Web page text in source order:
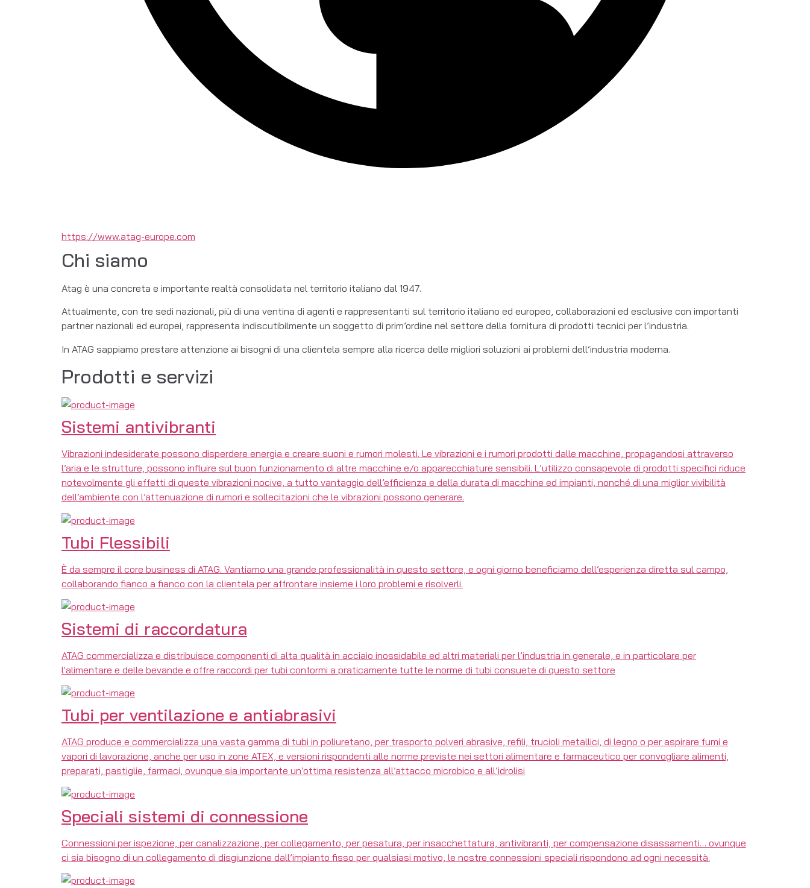
https://www.atag-europe.com
Chi siamo
Atag è una concreta e importante realtà consolidata nel territorio italiano dal 1947.
Attualmente, con tre sedi nazionali, più di una ventina di agenti e rappresentanti sul territorio italiano ed europeo, collaborazioni ed esclusive con importanti
partner nazionali ed europei, rappresenta indiscutibilmente un soggetto di prim’ordine nel settore della fornitura di prodotti tecnici per l’industria.
In ATAG sappiamo prestare attenzione ai bisogni di una clientela sempre alla ricerca delle migliori soluzioni ai problemi dell’industria moderna.
Prodotti e servizi
Sistemi antivibranti
Vibrazioni indesiderate possono disperdere energia e creare suoni e rumori molesti. Le vibrazioni e i rumori prodotti dalle macchine, propagandosi attraverso
l’aria e le strutture, possono influire sul buon funzionamento di altre macchine e/o apparecchiature sensibili. L’utilizzo consapevole di prodotti specifici riduce
notevolmente gli effetti di queste vibrazioni nocive, a tutto vantaggio dell’efficienza e della durata di macchine ed impianti, nonché di una miglior vivibilità
dell’ambiente con l’attenuazione di rumori e sollecitazioni che le vibrazioni possono generare.
Tubi Flessibili
È da sempre il core business di ATAG. Vantiamo una grande professionalità in questo settore, e ogni giorno beneficiamo dell’esperienza diretta sul campo,
collaborando fianco a fianco con la clientela per affrontare insieme i loro problemi e risolverli.
Sistemi di raccordatura
ATAG commercializza e distribuisce componenti di alta qualità in acciaio inossidabile ed altri materiali per l’industria in generale, e in particolare per
l'alimentare e delle bevande e offre raccordi per tubi conformi a praticamente tutte le norme di tubi consuete di questo settore
Tubi per ventilazione e antiabrasivi
ATAG produce e commercializza una vasta gamma di tubi in poliuretano, per trasporto polveri abrasive, refili, trucioli metallici, di legno o per aspirare fumi e
vapori di lavorazione, anche per uso in zone ATEX, e versioni rispondenti alle norme previste nei settori alimentare e farmaceutico per convogliare alimenti,
preparati, pastiglie, farmaci, ovunque sia importante un’ottima resistenza all’attacco microbico e all’idrolisi
Speciali sistemi di connessione
Connessioni per ispezione, per canalizzazione, per collegamento, per pesatura, per insacchettatura, antivibranti, per compensazione disassamenti… ovunque
ci sia bisogno di un collegamento di disgiunzione dall’impianto fisso per qualsiasi motivo, le nostre connessioni speciali rispondono ad ogni necessità.